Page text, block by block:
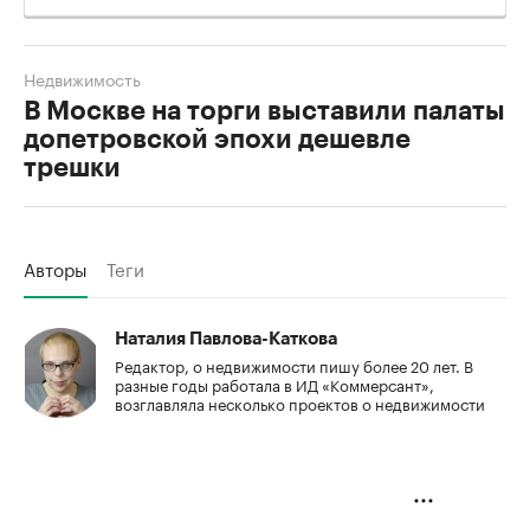
В Москве на торги выставили палаты
допетровской эпохи дешевле
трешки
Недвижимость
Авторы Теги
Наталия Павлова-Каткова
Редактор, о недвижимости пишу более 20 лет. В
разные годы работала в ИД «Коммерсант»,
возглавляла несколько проектов о недвижимости